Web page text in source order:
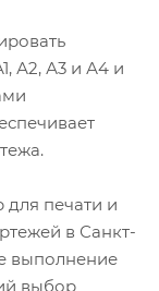
А2, А3 и А4 и
печати и
в Санкт-
выполнение
выбор